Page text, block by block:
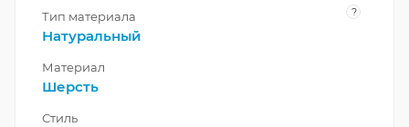
Тип материала ?
Натуральный
Материал
Шерсть
Стиль